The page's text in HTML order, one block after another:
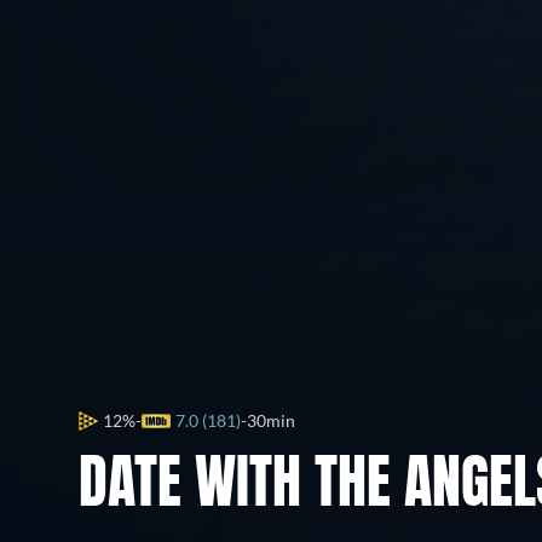
12% 7.0 (181) 30min
DATE WITH THE